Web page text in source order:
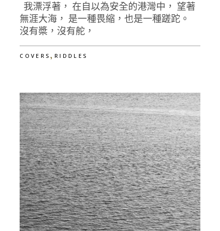
我漂浮著， 在自以為安全的港灣中， 望著
無涯大海， 是一種畏縮，也是一種蹉跎。
沒有槳，沒有舵，
COVERS ,RIDDLES